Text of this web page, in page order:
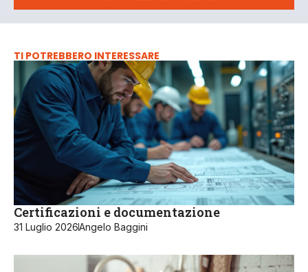
TI POTREBBERO INTERESSARE
Certificazioni e documentazione
31 Luglio 2026Angelo Baggini